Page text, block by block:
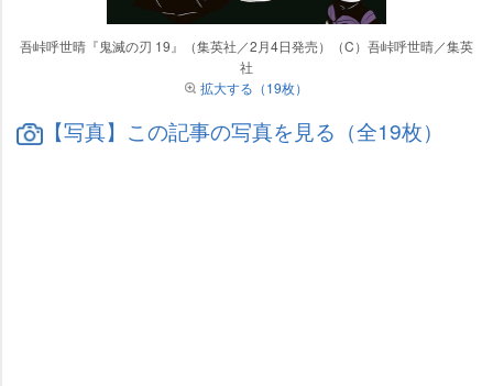
吾峠呼世晴『鬼滅の刃 19』（集英社／2月4日発売）（C）吾峠呼世晴／集英
社
拡大する（19枚）
【写真】この記事の写真を見る（全19枚）